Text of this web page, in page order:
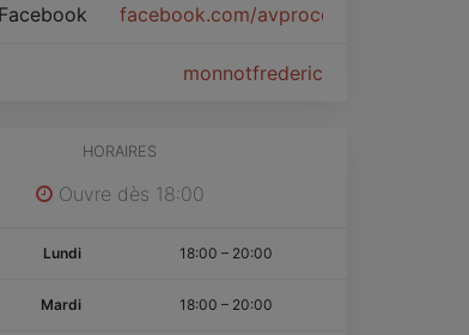
facebook.com/avprocoaching/
monnotfrederic
HORAIRES
Ouvre dès 18:00
Lundi 18:00 – 20:00
Mardi 18:00 – 20:00